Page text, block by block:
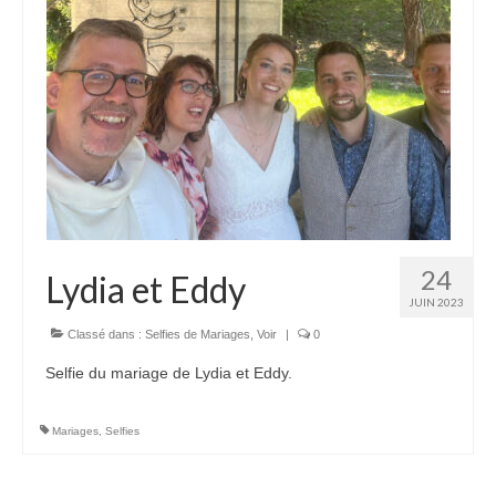
Retraites
Anciens enseignements Théodule
Prier
Partagez une prière
Partagez votre prière
Célébrer
Lieux et Dates
Prochaines Messes 24
JUIN 2023
Lydia et Eddy
Classé dans : Selfies de Mariages Voir | 0
Selfie du mariage de Lydia et Eddy.
Mariages Selfies